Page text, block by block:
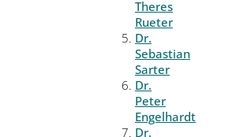
Theres
Rueter
Dr.
Sebastian
Sarter
Dr.
Peter
Engelhardt
Dr.